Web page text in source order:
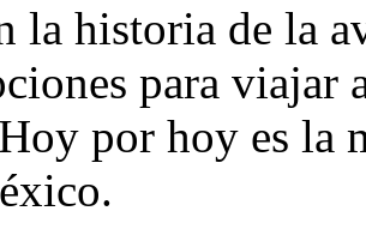
la historia de la
para viajar
por hoy es la